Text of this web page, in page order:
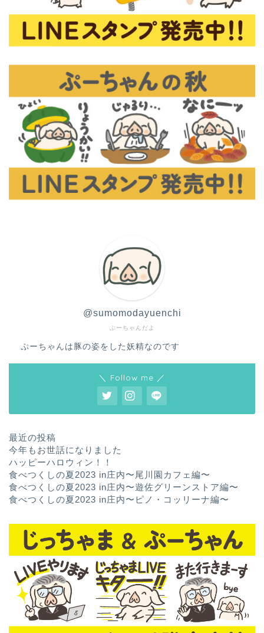
ぷーちゃんだよ
@sumomodayuenchi
ぷーちゃんは豚の姿をした妖精なのです
＼ Follow me ／
最近の投稿
今年もお世話になりました
ハッピーハロウィン！！
食べつくしの夏2023 in庄内〜尾川園カフェ編〜
食べつくしの夏2023 in庄内〜遊佐グリーンストア編〜
食べつくしの夏2023 in庄内〜ピノ・コッリーナ編〜
ホーム
お問い合わせ